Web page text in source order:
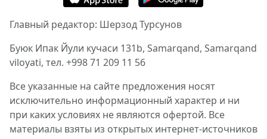
Главный редактор: Шерзод Турсунов
Буюк Ипак Йули кучаси 131b, Samarqand, Samarqand
viloyati, тел. +998 71 209 11 56
Все указанные на сайте предложения носят
исключительно информационный характер и ни
при каких условиях не являются офертой. Все
материалы взяты из открытых интернет-источников